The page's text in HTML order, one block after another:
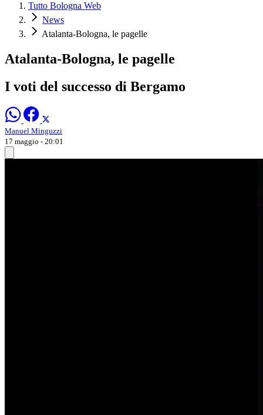
Tutto Bologna Web
News
Atalanta-Bologna, le pagelle
Atalanta-Bologna, le pagelle
I voti del successo di Bergamo
Manuel Minguzzi
17 maggio - 20:01